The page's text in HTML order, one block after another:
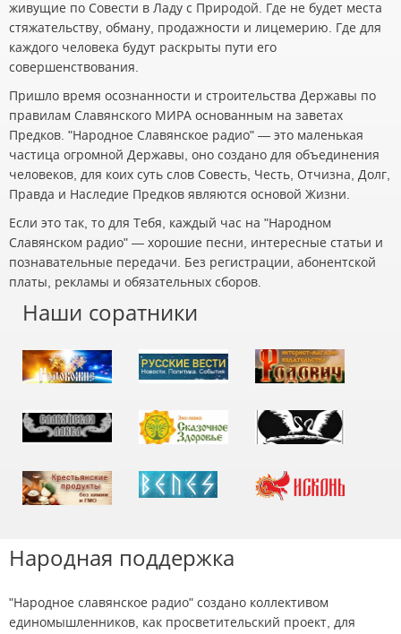
живущие по Совести в Ладу с Природой. Где не будет места
стяжательству, обману, продажности и лицемерию. Где для
каждого человека будут раскрыты пути его
совершенствования.
Пришло время осознанности и строительства Державы по
правилам Славянского МИРА основанным на заветах
Предков. "Народное Славянское радио" — это маленькая
частица огромной Державы, оно создано для объединения
человеков, для коих суть слов Совесть, Честь, Отчизна, Долг,
Правда и Наследие Предков являются основой Жизни.
Если это так, то для Тебя, каждый час на "Народном
Славянском радио" — хорошие песни, интересные статьи и
познавательные передачи. Без регистрации, абонентской
платы, рекламы и обязательных сборов.
Наши соратники
Народная поддержка
"Народное славянское радио" создано коллективом
единомышленников, как просветительский проект, для